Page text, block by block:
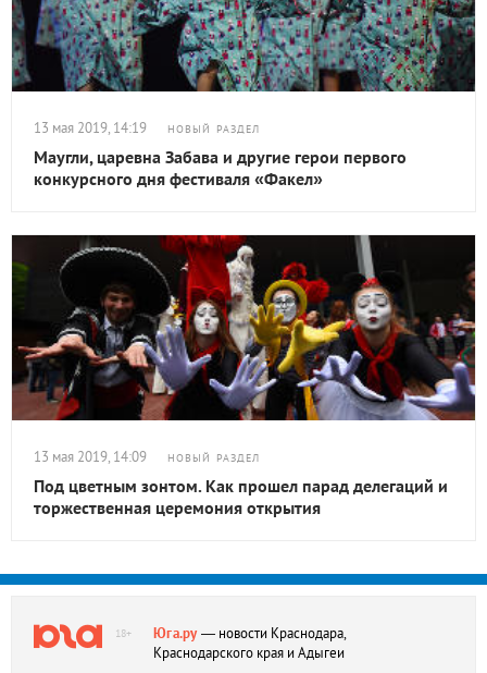
13 мая 2019, 14:19 НОВЫЙ РАЗДЕЛ
Маугли, царевна Забава и другие герои первого
конкурсного дня фестиваля «Факел»
13 мая 2019, 14:09 НОВЫЙ РАЗДЕЛ
Под цветным зонтом. Как прошел парад делегаций и
торжественная церемония открытия
18+ Юга.ру— новости Краснодара,
Краснодарского края и Адыгеи